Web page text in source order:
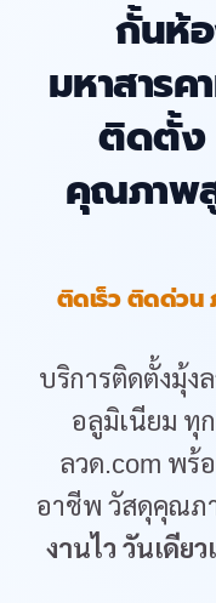
กั้นห้
มหาสารค
ติดตั้ง
คุณภาพ
ติดเร็ว ติดด่วน
บริการติดตั้งมุ้ง
อลูมิเนียม ทุ
ลวด.com พร้
อาชีพ วัสดุคุณภ
งานไว วันเดีย